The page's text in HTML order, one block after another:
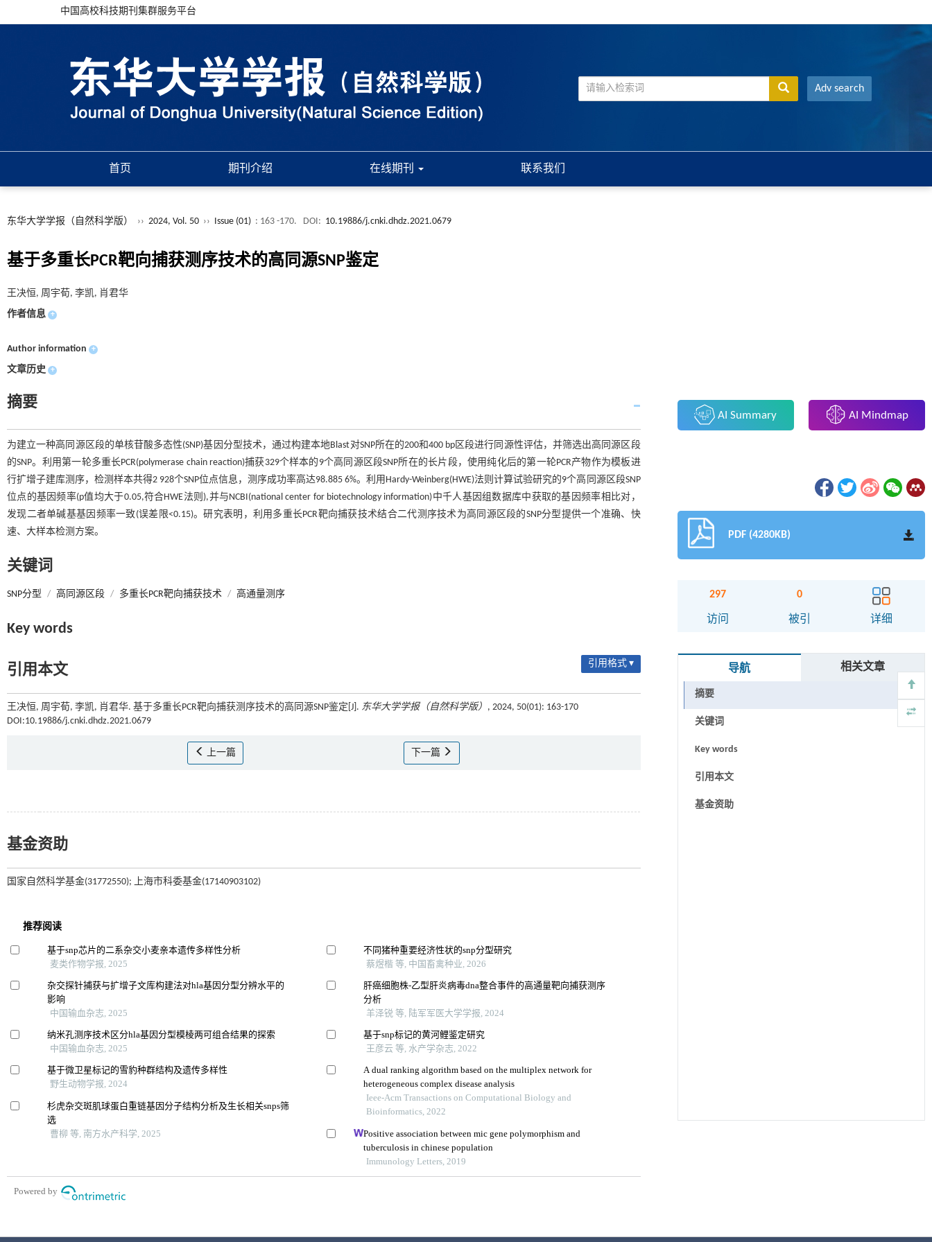
中国高校科技期刊集群服务平台
Adv search
首页 期刊介绍 在线期刊 联系我们
东华大学学报（自然科学版） ›› 2024, Vol. 50 ›› Issue (01) : 163 -170. DOI: 10.19886/j.cnki.dhdz.2021.0679
基于多重长PCR靶向捕获测序技术的高同源SNP鉴定
王决恒, 周宇荀, 李凯, 肖君华
作者信息 +
Author information +
文章历史 +
摘要
为建立一种高同源区段的单核苷酸多态性(SNP)基因分型技术，通过构建本地Blast对SNP所在的200和400 bp区段进行同源性评估，并筛选出高同源区段
的SNP。利用第一轮多重长PCR(polymerase chain reaction)捕获329个样本的9个高同源区段SNP所在的长片段，使用纯化后的第一轮PCR产物作为模板进
行扩增子建库测序，检测样本共得2 928个SNP位点信息，测序成功率高达98.885 6%。利用Hardy-Weinberg(HWE)法则计算试验研究的9个高同源区段SNP
位点的基因频率(p值均大于0.05,符合HWE法则),并与NCBI(national center for biotechnology information)中千人基因组数据库中获取的基因频率相比对，
发现二者单碱基基因频率一致(误差限<0.15)。研究表明，利用多重长PCR靶向捕获技术结合二代测序技术为高同源区段的SNP分型提供一个准确、快
速、大样本检测方案。
关键词
SNP分型 / 高同源区段 / 多重长PCR靶向捕获技术 / 高通量测序
Key words
引用本文 引用格式 ▾
王决恒, 周宇荀, 李凯, 肖君华. 基于多重长PCR靶向捕获测序技术的高同源SNP鉴定[J]. 东华大学学报（自然科学版） , 2024, 50(01): 163-170
DOI:10.19886/j.cnki.dhdz.2021.0679
上一篇 下一篇
基金资助
国家自然科学基金(31772550); 上海市科委基金(17140903102)
AI Summary AI Mindmap
PDF (4280KB)
297
访问
0
被引 详细
导航 相关文章
摘要
关键词
Key words
引用本文
基金资助